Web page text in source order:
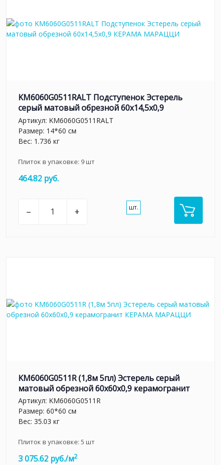
KM6060G0511RALT Подступенок Эстерель
серый матовый обрезной 60x14,5x0,9
Артикул: KM6060G0511RALT
Размер: 14*60 см
Вес: 1.736 кг
Плиток в упаковке: 9шт
464.82 руб.
– + шт.
KM6060G0511R (1,8м 5пл) Эстерель серый
матовый обрезной 60x60x0,9 керамогранит
Артикул: KM6060G0511R
Размер: 60*60 см
Вес: 35.03 кг
Плиток в упаковке: 5 шт
3 075.62 руб./м2